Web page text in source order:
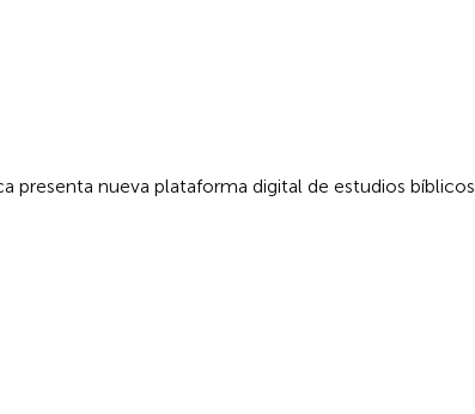
presenta nueva plataforma digital de estudios bíblicos